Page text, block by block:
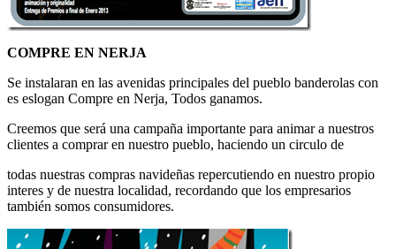
COMPRE EN NERJA
Se instalaran en las avenidas principales del pueblo banderolas con
es eslogan Compre en Nerja, Todos ganamos.
Creemos que será una campaña importante para animar a nuestros
clientes a comprar en nuestro pueblo, haciendo un circulo de
todas nuestras compras navideñas repercutiendo en nuestro propio
interes y de nuestra localidad, recordando que los empresarios
también somos consumidores.